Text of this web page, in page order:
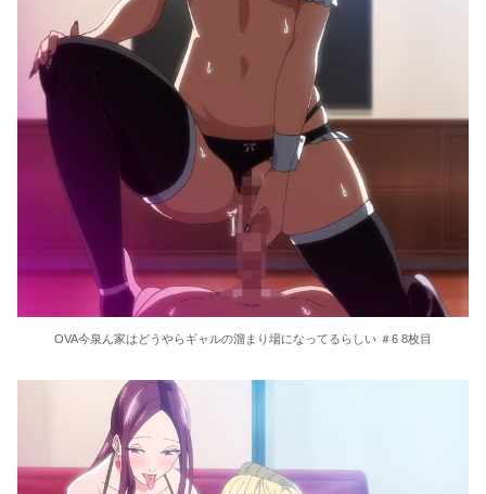
OVA今泉ん家はどうやらギャルの溜まり場になってるらしい ＃6 8枚目